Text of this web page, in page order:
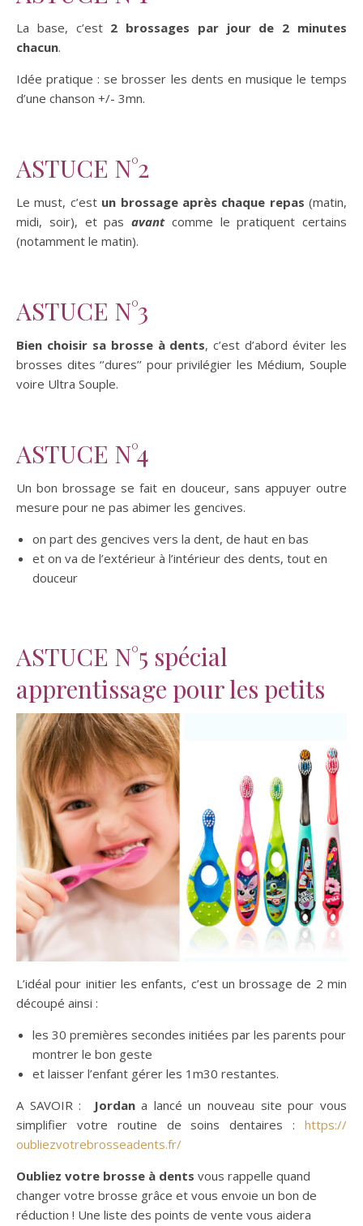
La base, c’est 2 brossages par jour de 2 minutes
chacun.
Idée pratique : se brosser les dents en musique le temps
d’une chanson +/- 3mn.
ASTUCE N°2
Le must, c’est un brossage après chaque repas (matin,
midi, soir), et pas avantcomme le pratiquent certains
(notamment le matin).
ASTUCE N°3
Bien choisir sa brosse à dents, c’est d’abord éviter les
brosses dites ‘’dures’’ pour privilégier les Médium, Souple
voire Ultra Souple.
ASTUCE N°4
Un bon brossage se fait en douceur, sans appuyer outre
mesure pour ne pas abimer les gencives.
on part des gencives vers la dent, de haut en bas
et on va de l’extérieur à l’intérieur des dents, tout en
douceur
ASTUCE N°5 spécial
apprentissage pour les petits
L’idéal pour initier les enfants, c’est un brossage de 2 min
découpé ainsi :
les 30 premières secondes initiées par les parents pour
montrer le bon geste
et laisser l’enfant gérer les 1m30 restantes.
A SAVOIR :
Jordana lancé un nouveau site pour vous
simplifier votre routine de soins dentaires : https://
oubliezvotrebrosseadents.fr/
Oubliez votre brosse à dents vous rappelle quand
changer votre brosse grâce et vous envoie un bon de
réduction ! Une liste des points de vente vous aidera